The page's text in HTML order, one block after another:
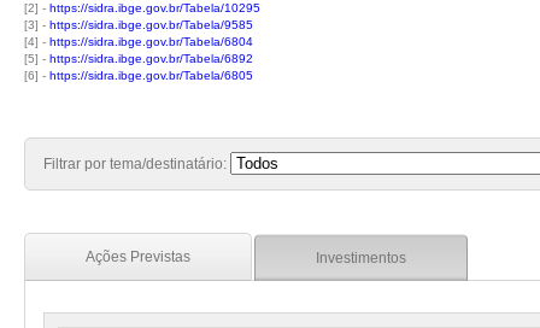
[2] - https://sidra.ibge.gov.br/Tabela/10295
[3] - https://sidra.ibge.gov.br/Tabela/9585
[4] - https://sidra.ibge.gov.br/Tabela/6804
[5] - https://sidra.ibge.gov.br/Tabela/6892
[6] - https://sidra.ibge.gov.br/Tabela/6805
Filtrar por tema/destinatário:
Ações Previstas Investimentos